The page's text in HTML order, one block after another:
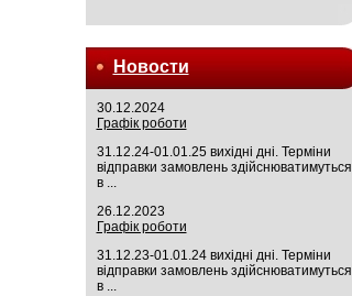
Новости
30.12.2024
Графік роботи
31.12.24-01.01.25 вихідні дні. Терміни
відправки замовлень здійснюватимуться
в ...
26.12.2023
Графік роботи
31.12.23-01.01.24 вихідні дні. Терміни
відправки замовлень здійснюватимуться
в ...